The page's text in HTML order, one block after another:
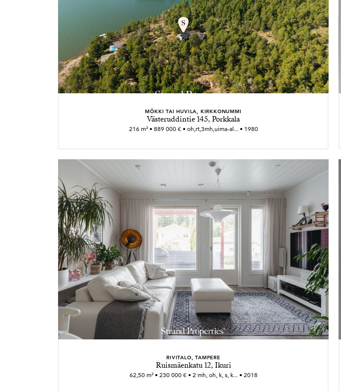
MÖKKI TAI HUVILA, KIRKKONUMMI
Västeruddintie 145, Porkkala
216 m² • 889 000 € • oh,rt,3mh,uima-al... • 1980
RIVITALO, TAMPERE
Ruismäenkatu 12, Ikuri
62,50 m² • 230 000 € • 2 mh, oh, k, s, k... • 2018